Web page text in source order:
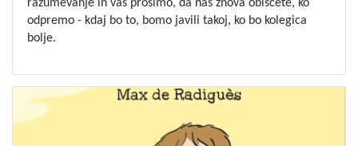
razumevanje in vas prosimo, da nas znova obiščete, ko
odpremo - kdaj bo to, bomo javili takoj, ko bo kolegica
bolje.